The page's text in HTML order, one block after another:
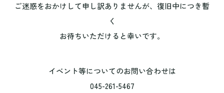
ご迷惑をおかけして申し訳ありませんが、復旧中につき暫
く
お待ちいただけると幸いです。
イベント等についてのお問い合わせは
045-261-5467